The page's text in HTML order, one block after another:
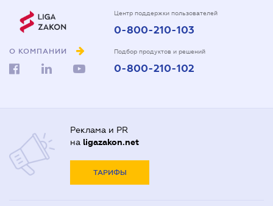
О КОМПАНИИ
Центр поддержки пользователей
0-800-210-103
Подбор продуктов и решений
0-800-210-102
Реклама и PR
на ligazakon.net
ТАРИФЫ